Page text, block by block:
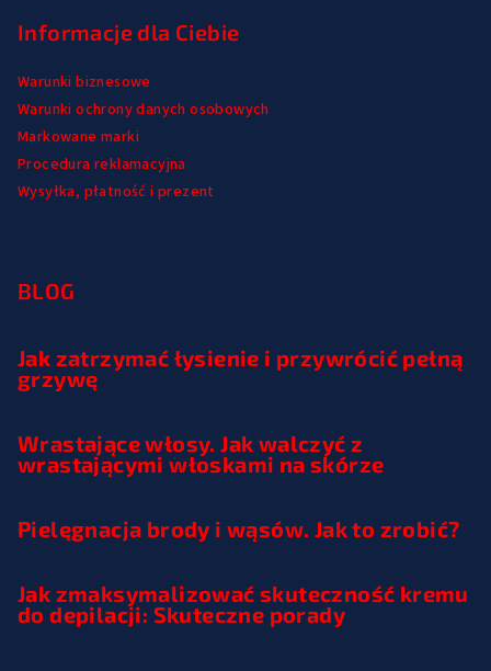
Informacje dla Ciebie
Warunki biznesowe
Warunki ochrony danych osobowych
Markowane marki
Procedura reklamacyjna
Wysyłka, płatność i prezent
BLOG
Jak zatrzymać łysienie i przywrócić pełną
grzywę
Wrastające włosy. Jak walczyć z
wrastającymi włoskami na skórze
Pielęgnacja brody i wąsów. Jak to zrobić?
Jak zmaksymalizować skuteczność kremu
do depilacji: Skuteczne porady